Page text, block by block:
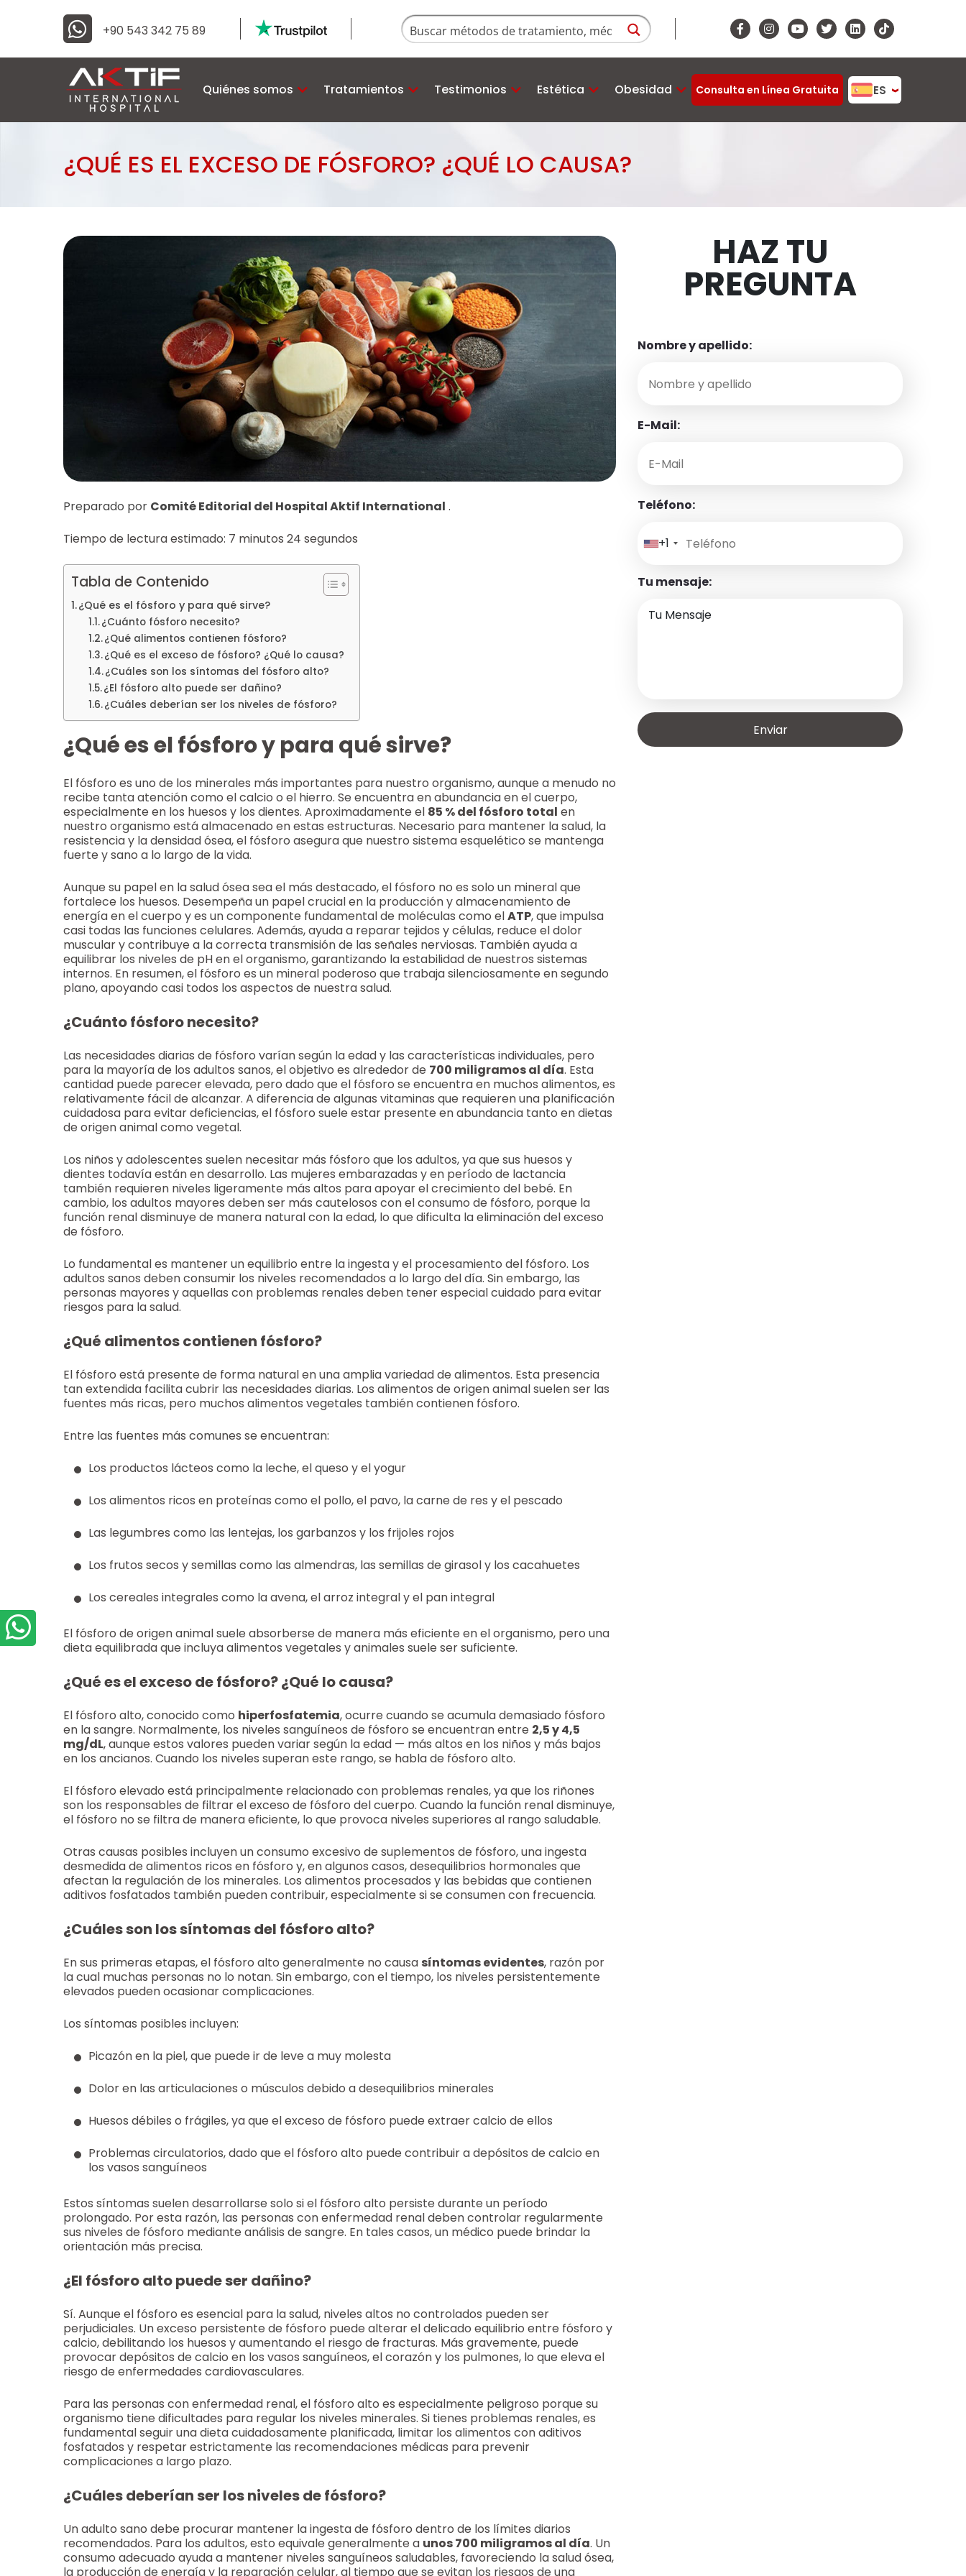
+90 543 342 75 89
Quiénes somos Tratamientos Testimonios Estética Obesidad Consulta en Línea Gratuita ES
¿QUÉ ES EL EXCESO DE FÓSFORO? ¿QUÉ LO CAUSA?
Preparado por Comité Editorial del Hospital Aktif International .
Tiempo de lectura estimado: 7 minutos 24 segundos
Tabla de Contenido
¿Qué es el fósforo y para qué sirve?
¿Cuánto fósforo necesito?
¿Qué alimentos contienen fósforo?
¿Qué es el exceso de fósforo? ¿Qué lo causa?
¿Cuáles son los síntomas del fósforo alto?
¿El fósforo alto puede ser dañino?
¿Cuáles deberían ser los niveles de fósforo?
¿Qué es el fósforo y para qué sirve?
El fósforo es uno de los minerales más importantes para nuestro organismo, aunque a menudo no
recibe tanta atención como el calcio o el hierro. Se encuentra en abundancia en el cuerpo,
especialmente en los huesos y los dientes. Aproximadamente el 85 % del fósforo total en
nuestro organismo está almacenado en estas estructuras. Necesario para mantener la salud, la
resistencia y la densidad ósea, el fósforo asegura que nuestro sistema esquelético se mantenga
fuerte y sano a lo largo de la vida.
Aunque su papel en la salud ósea sea el más destacado, el fósforo no es solo un mineral que
fortalece los huesos. Desempeña un papel crucial en la producción y almacenamiento de
energía en el cuerpo y es un componente fundamental de moléculas como elATP, que impulsa
casi todas las funciones celulares. Además, ayuda a reparar tejidos y células, reduce el dolor
muscular y contribuye a la correcta transmisión de las señales nerviosas. También ayuda a
equilibrar los niveles de pH en el organismo, garantizando la estabilidad de nuestros sistemas
internos. En resumen, el fósforo es un mineral poderoso que trabaja silenciosamente en segundo
plano, apoyando casi todos los aspectos de nuestra salud.
¿Cuánto fósforo necesito?
Las necesidades diarias de fósforo varían según la edad y las características individuales, pero
para la mayoría de los adultos sanos, el objetivo es alrededor de 700 miligramos al día. Esta
cantidad puede parecer elevada, pero dado que el fósforo se encuentra en muchos alimentos, es
relativamente fácil de alcanzar. A diferencia de algunas vitaminas que requieren una planificación
cuidadosa para evitar deficiencias, el fósforo suele estar presente en abundancia tanto en dietas
de origen animal como vegetal.
Los niños y adolescentes suelen necesitar más fósforo que los adultos, ya que sus huesos y
dientes todavía están en desarrollo. Las mujeres embarazadas y en período de lactancia
también requieren niveles ligeramente más altos para apoyar el crecimiento del bebé. En
cambio, los adultos mayores deben ser más cautelosos con el consumo de fósforo, porque la
función renal disminuye de manera natural con la edad, lo que dificulta la eliminación del exceso
de fósforo.
Lo fundamental es mantener un equilibrio entre la ingesta y el procesamiento del fósforo. Los
adultos sanos deben consumir los niveles recomendados a lo largo del día. Sin embargo, las
personas mayores y aquellas con problemas renales deben tener especial cuidado para evitar
riesgos para la salud.
¿Qué alimentos contienen fósforo?
El fósforo está presente de forma natural en una amplia variedad de alimentos. Esta presencia
tan extendida facilita cubrir las necesidades diarias. Los alimentos de origen animal suelen ser las
fuentes más ricas, pero muchos alimentos vegetales también contienen fósforo.
Entre las fuentes más comunes se encuentran:
Los productos lácteos como la leche, el queso y el yogur
Los alimentos ricos en proteínas como el pollo, el pavo, la carne de res y el pescado
Las legumbres como las lentejas, los garbanzos y los frijoles rojos
Los frutos secos y semillas como las almendras, las semillas de girasol y los cacahuetes
Los cereales integrales como la avena, el arroz integral y el pan integral
El fósforo de origen animal suele absorberse de manera más eficiente en el organismo, pero una
dieta equilibrada que incluya alimentos vegetales y animales suele ser suficiente.
¿Qué es el exceso de fósforo? ¿Qué lo causa?
El fósforo alto, conocido como hiperfosfatemia, ocurre cuando se acumula demasiado fósforo
en la sangre. Normalmente, los niveles sanguíneos de fósforo se encuentran entre 2,5 y 4,5
mg/dL, aunque estos valores pueden variar según la edad — más altos en los niños y más bajos
en los ancianos. Cuando los niveles superan este rango, se habla de fósforo alto.
El fósforo elevado está principalmente relacionado con problemas renales, ya que los riñones
son los responsables de filtrar el exceso de fósforo del cuerpo. Cuando la función renal disminuye,
el fósforo no se filtra de manera eficiente, lo que provoca niveles superiores al rango saludable.
Otras causas posibles incluyen un consumo excesivo de suplementos de fósforo, una ingesta
desmedida de alimentos ricos en fósforo y, en algunos casos, desequilibrios hormonales que
afectan la regulación de los minerales. Los alimentos procesados y las bebidas que contienen
aditivos fosfatados también pueden contribuir, especialmente si se consumen con frecuencia.
¿Cuáles son los síntomas del fósforo alto?
En sus primeras etapas, el fósforo alto generalmente no causa síntomas evidentes, razón por
la cual muchas personas no lo notan. Sin embargo, con el tiempo, los niveles persistentemente
elevados pueden ocasionar complicaciones.
Los síntomas posibles incluyen:
Picazón en la piel, que puede ir de leve a muy molesta
Dolor en las articulaciones o músculos debido a desequilibrios minerales
Huesos débiles o frágiles, ya que el exceso de fósforo puede extraer calcio de ellos
Problemas circulatorios, dado que el fósforo alto puede contribuir a depósitos de calcio en
los vasos sanguíneos
Estos síntomas suelen desarrollarse solo si el fósforo alto persiste durante un período
prolongado. Por esta razón, las personas con enfermedad renal deben controlar regularmente
sus niveles de fósforo mediante análisis de sangre. En tales casos, un médico puede brindar la
orientación más precisa.
¿El fósforo alto puede ser dañino?
Sí. Aunque el fósforo es esencial para la salud, niveles altos no controlados pueden ser
perjudiciales. Un exceso persistente de fósforo puede alterar el delicado equilibrio entre fósforo y
calcio, debilitando los huesos y aumentando el riesgo de fracturas. Más gravemente, puede
provocar depósitos de calcio en los vasos sanguíneos, el corazón y los pulmones, lo que eleva el
riesgo de enfermedades cardiovasculares.
Para las personas con enfermedad renal, el fósforo alto es especialmente peligroso porque su
organismo tiene dificultades para regular los niveles minerales. Si tienes problemas renales, es
fundamental seguir una dieta cuidadosamente planificada, limitar los alimentos con aditivos
fosfatados y respetar estrictamente las recomendaciones médicas para prevenir
complicaciones a largo plazo.
¿Cuáles deberían ser los niveles de fósforo?
Un adulto sano debe procurar mantener la ingesta de fósforo dentro de los límites diarios
recomendados. Para los adultos, esto equivale generalmente a unos 700 miligramos al día. Un
consumo adecuado ayuda a mantener niveles sanguíneos saludables, favoreciendo la salud ósea,
la producción de energía y la reparación celular, al tiempo que se evitan los riesgos de una
HAZ TU
PREGUNTA
Nombre y apellido:
E-Mail:
Teléfono:
+1
Tu mensaje: